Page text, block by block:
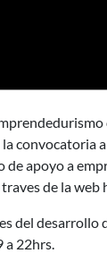
abre
convocatoria
de apoyo a
de la web
del
a 22hrs.